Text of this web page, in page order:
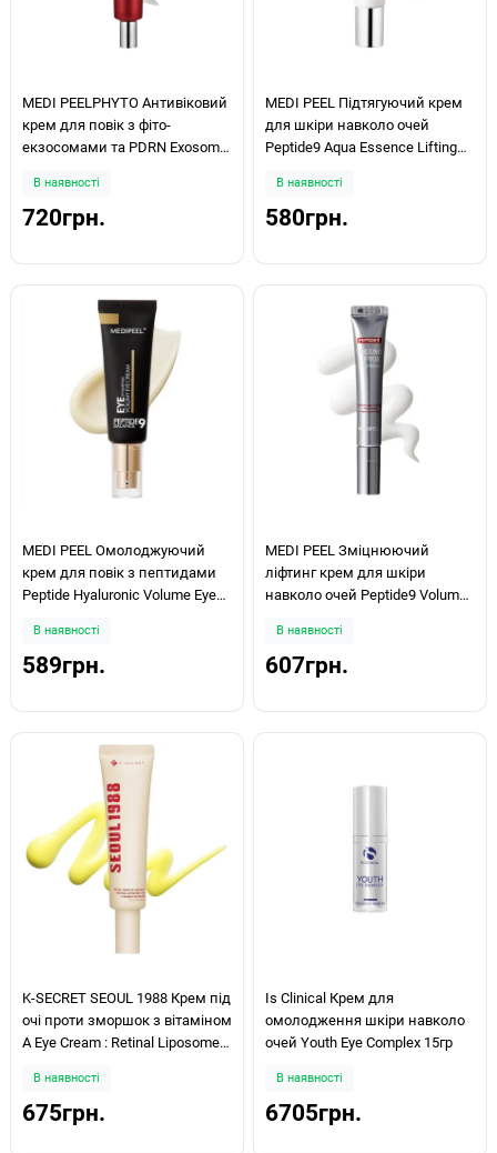
MEDI PEELPHYTO Антивіковий
крем для повік з фіто-
екзосомами та PDRN Exosome
40ml
В наявності
720грн.
MEDI PEEL Підтягуючий крем
для шкіри навколо очей
Peptide9 Aqua Essence Lifting
В наявності
580грн.
MEDI PEEL Омолоджуючий
крем для повік з пептидами
Peptide Hyaluronic Volume Eye
В наявності
589грн.
MEDI PEEL Зміцнюючий
ліфтинг крем для шкіри
навколо очей Peptide9 Volume
В наявності
607грн.
K-SECRET SEOUL 1988 Крем під
очі проти зморшок з вітаміном
А Eye Cream : Retinal Liposome
В наявності
675грн.
Is Clinical Крем для
омолодження шкіри навколо
очей Youth Eye Complex 15гр
В наявності
6705грн.